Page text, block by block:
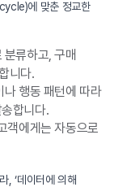
에 맞춘 정교한
류하고, 구매
니다.
행동 패턴에 따라
합니다.
객에게는 자동으로
, ‘데이터에 의해